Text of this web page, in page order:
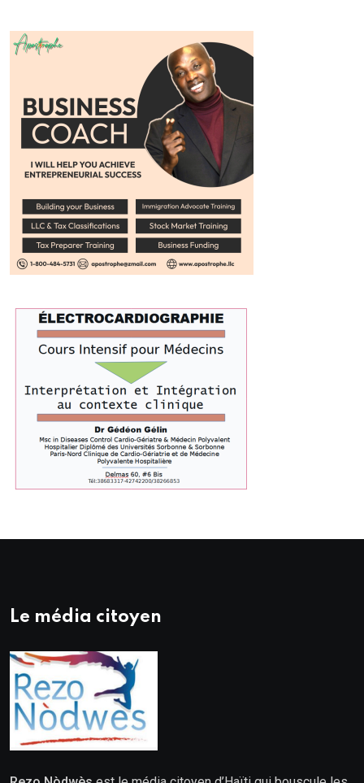
Le média citoyen